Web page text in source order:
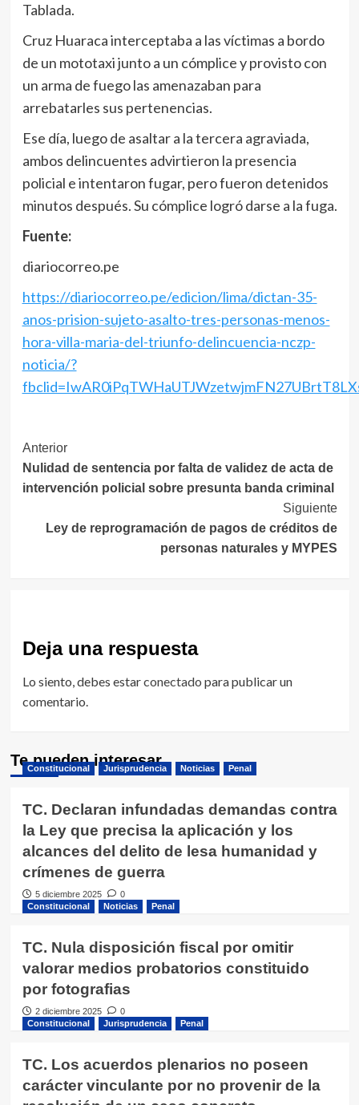
Tablada.
Cruz Huaraca interceptaba a las víctimas a bordo
de un mototaxi junto a un cómplice y provisto con
un arma de fuego las amenazaban para
arrebatarles sus pertenencias.
Ese día, luego de asaltar a la tercera agraviada,
ambos delincuentes advirtieron la presencia
policial e intentaron fugar, pero fueron detenidos
minutos después. Su cómplice logró darse a la fuga.
Fuente:
diariocorreo.pe
https://diariocorreo.pe/edicion/lima/dictan-35-
anos-prision-sujeto-asalto-tres-personas-menos-
hora-villa-maria-del-triunfo-delincuencia-nczp-
noticia/?
Navegación
de
entradas
Anterior
Nulidad de sentencia por falta de validez de acta de
intervención policial sobre presunta banda criminal
Siguiente
Ley de reprogramación de pagos de créditos de
personas naturales y MYPES
Deja una respuesta
Lo siento, debes estarconectado para publicar un
comentario.
Te pueden interesar
Constitucional Jurisprudencia Noticias Penal
TC. Declaran infundadas demandas contra
la Ley que precisa la aplicación y los
alcances del delito de lesa humanidad y
crímenes de guerra
5 diciembre 2025
0
Constitucional
Noticias Penal
TC. Nula disposición fiscal por omitir
valorar medios probatorios constituido
por fotografias
2 diciembre 2025
0
Constitucional
Jurisprudencia Penal
TC. Los acuerdos plenarios no poseen
carácter vinculante por no provenir de la